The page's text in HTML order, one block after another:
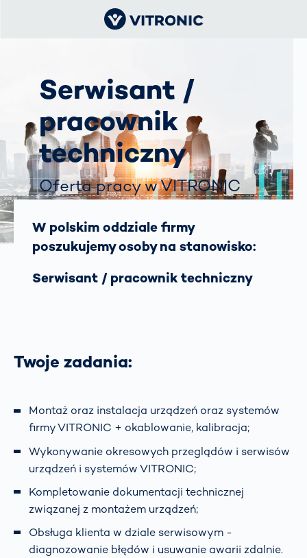
Serwisant /
pracownik
techniczny
Oferta pracy w VITRONIC
W polskim oddziale firmy
poszukujemy osoby na stanowisko:
Serwisant / pracownik techniczny
Twoje zadania:
Montaż oraz instalacja urządzeń oraz systemów
firmy VITRONIC + okablowanie, kalibracja;
Wykonywanie okresowych przeglądów i serwisów
urządzeń i systemów VITRONIC;
Kompletowanie dokumentacji technicznej
związanej z montażem urządzeń;
Obsługa klienta w dziale serwisowym -
diagnozowanie błędów i usuwanie awarii zdalnie.